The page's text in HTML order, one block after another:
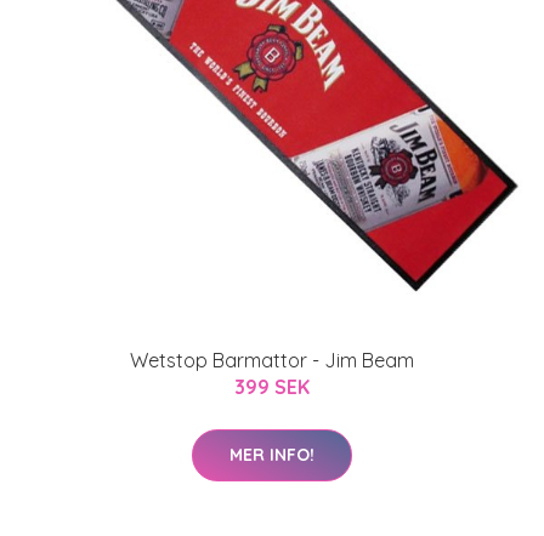
Wetstop Barmattor - Jim Beam
399 SEK
MER INFO!